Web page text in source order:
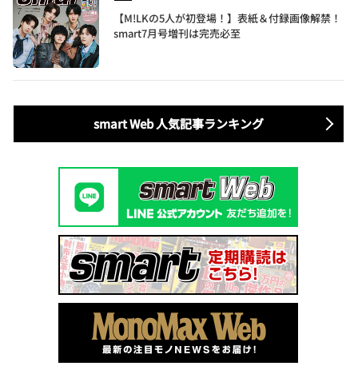
【M!LKの5人が初登場！】表紙＆付録画像解禁！
smart7月号増刊は完売必至
smart Web 人気記事ランキング